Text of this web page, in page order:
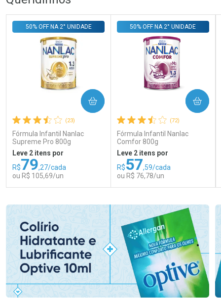
(23)
Fórmula Infantil Nanlac
Supreme Pro 800g
50% OFF NA 2° UNIDADE
Leve 2 itens por
R$79,27/cada
ou R$ 105,69/un
COMPRAR
(72)
Fórmula Infantil Nanlac
Comfor 800g
50% OFF NA 2° UNIDADE
Leve 2 itens por
R$57,59/cada
ou R$ 76,78/un
COMPRAR
Laboratório
Por Menos